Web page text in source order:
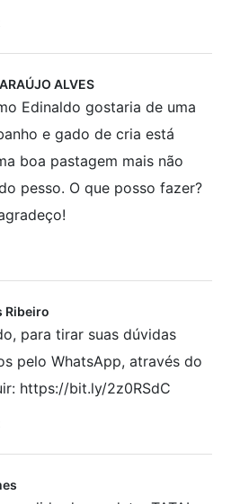
ALVES
Edinaldo gostaria de uma
e gado de cria está
boa pastagem mais não
pesso. O que posso fazer?
Ribeiro
para tirar suas dúvidas
pelo WhatsApp, através do
https://bit.ly/2z0RSdC